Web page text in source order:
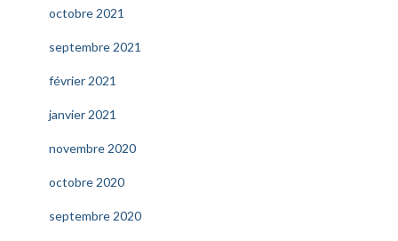
octobre 2021
septembre 2021
février 2021
janvier 2021
novembre 2020
octobre 2020
septembre 2020